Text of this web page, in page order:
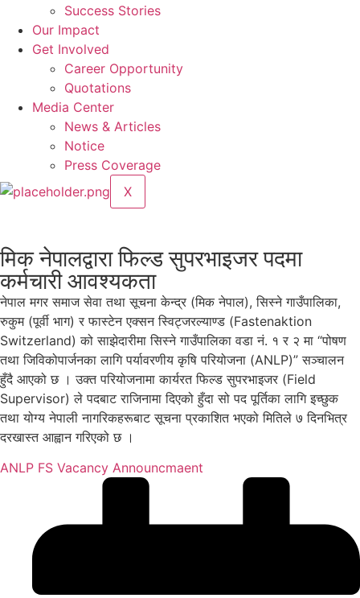
Success Stories
Our Impact
Get Involved
Career Opportunity
Quotations
Media Center
News & Articles
Notice
Press Coverage
X
मिक नेपालद्वारा फिल्ड सुपरभाइजर पदमा
कर्मचारी आवश्यकता
नेपाल मगर समाज सेवा तथा सूचना केन्द्र (मिक नेपाल), सिस्ने गाउँपालिका,
रुकुम (पूर्वी भाग) र फास्टेन एक्सन स्विट्जरल्याण्ड (Fastenaktion
Switzerland) को साझेदारीमा सिस्ने गाउँपालिका वडा नं. १ र २ मा “पोषण
तथा जिविकोपार्जनका लागि पर्यावरणीय कृषि परियोजना (ANLP)” सञ्चालन
हुँदै आएको छ । उक्त परियोजनामा कार्यरत फिल्ड सुपरभाइजर (Field
Supervisor) ले पदबाट राजिनामा दिएको हुँदा सो पद पूर्तिका लागि इच्छुक
तथा योग्य नेपाली नागरिकहरूबाट सूचना प्रकाशित भएको मितिले ७ दिनभित्र
दरखास्त आह्वान गरिएको छ ।
ANLP FS Vacancy Announcmaent